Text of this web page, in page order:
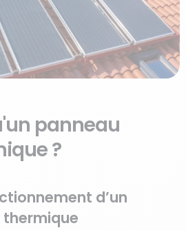
panneau
?
d’un
thermique